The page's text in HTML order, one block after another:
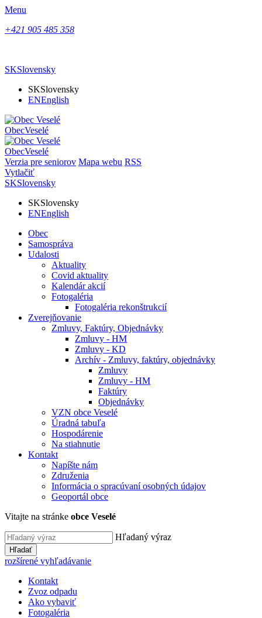
Menu
+421 905 485 358
SKSlovensky
SKSlovensky
ENEnglish
ObecVeselé
ObecVeselé
Verzia pre seniorov Mapa webu RSS
Vytlačiť
SKSlovensky
SKSlovensky
ENEnglish
Obec
Samospráva
Udalosti
Aktuality
Covid aktuality
Kalendár akcií
Fotogaléria
Fotogaléria rekonštrukcií
Zverejňovanie
Zmluvy, Faktúry, Objednávky
Zmluvy - HM
Zmluvy - KD
Archív - Zmluvy, faktúry, objednávky
Zmluvy
Zmluvy - HM
Faktúry
Objednávky
VZN obce Veselé
Úradná tabuľa
Hospodárenie
Na stiahnutie
Kontakt
Napíšte nám
Združenia
Informácia o spracúvaní osobných údajov
Geoportál obce
Vitajte na stránke obce Veselé
Hľadaný výraz
Hľadať
rozšírené vyhľadávanie
Kontakt
Zvoz odpadu
Ako vybaviť
Fotogaléria